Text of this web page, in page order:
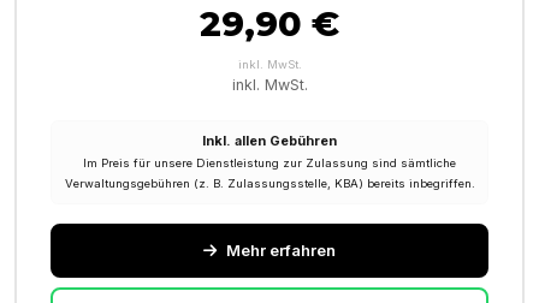
29,90 €
inkl. MwSt.
inkl. MwSt.
Inkl. allen Gebühren
Im Preis für unsere Dienstleistung zur Zulassung sind sämtliche
Verwaltungsgebühren (z. B. Zulassungsstelle, KBA) bereits inbegriffen.
Mehr erfahren